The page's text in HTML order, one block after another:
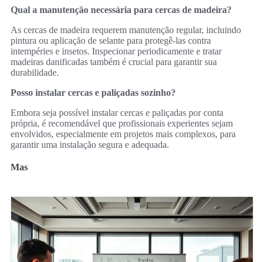
Qual a manutenção necessária para cercas de madeira?
As cercas de madeira requerem manutenção regular, incluindo
pintura ou aplicação de selante para protegê-las contra
intempéries e insetos. Inspecionar periodicamente e tratar
madeiras danificadas também é crucial para garantir sua
durabilidade.
Posso instalar cercas e paliçadas sozinho?
Embora seja possível instalar cercas e paliçadas por conta
própria, é recomendável que profissionais experientes sejam
envolvidos, especialmente em projetos mais complexos, para
garantir uma instalação segura e adequada.
Mas